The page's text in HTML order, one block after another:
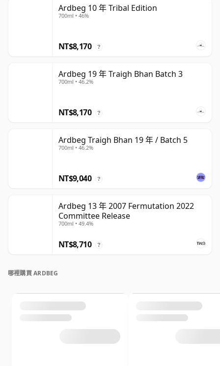
Ardbeg 10 年 Tribal Edition
700ml • 46%
NT$8,170 ?
Ardbeg 19 年 Traigh Bhan Batch 3
700ml • 46.2%
NT$8,170 ?
Ardbeg Traigh Bhan 19 年 / Batch 5
700ml • 46.2%
NT$9,040 ?
Ardbeg 13 年 2007 Fermutation 2022
Committee Release
700ml • 49.4%
NT$8,710 ?
哪裡購買 ARDBEG